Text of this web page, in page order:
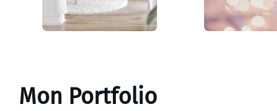
Mon Portfolio